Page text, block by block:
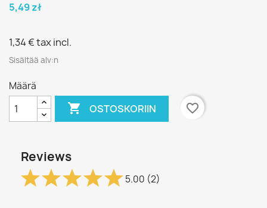
5,49 zł
1,34 €tax incl.
Sisältää alv:n
Määrä
 OSTOSKORIIN favorite_border
Reviews
5.00 (2)